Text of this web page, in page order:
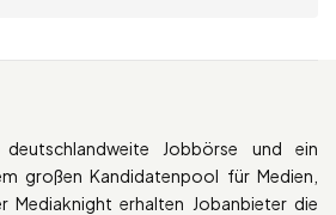
Jobbörse und ein
großen Kandidatenpool für Medien,
Mediaknight erhalten Jobanbieter die